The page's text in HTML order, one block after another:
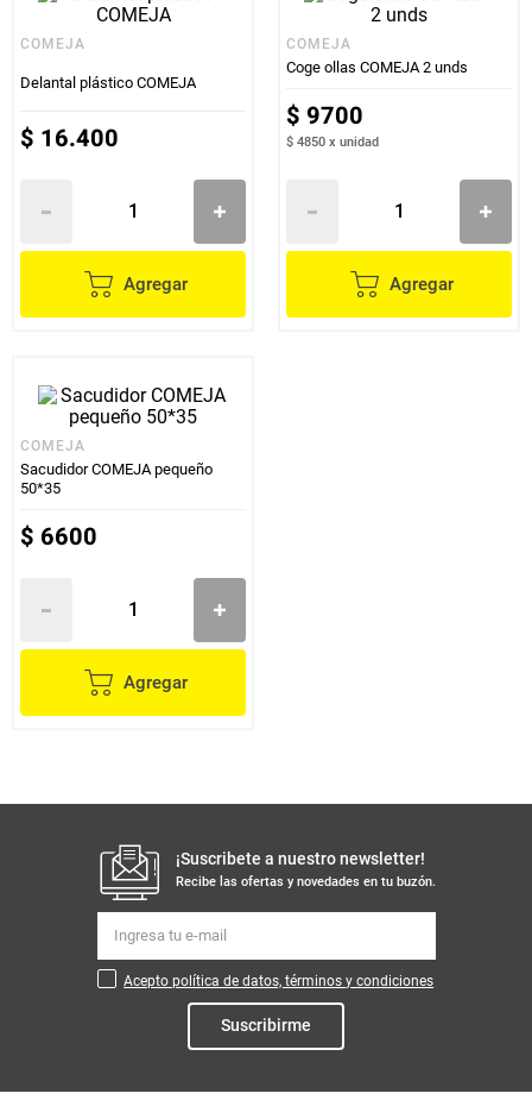
COMEJA
Delantal plástico COMEJA
$ 16.400
Agregar
COMEJA
Coge ollas COMEJA 2 unds
$ 9700
$ 4850 x unidad
Agregar
COMEJA
Sacudidor COMEJA pequeño
50*35
$ 6600
Agregar
¡Suscribete a nuestro newsletter!
Recibe las ofertas y novedades en tu buzón.
Acepto política de datos, términos y condiciones
Suscribirme